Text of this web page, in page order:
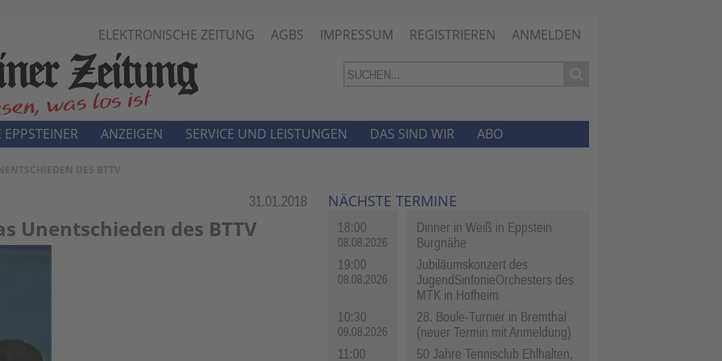
ELEKTRONISCHE ZEITUNG AGBS IMPRESSUM REGISTRIEREN ANMELDEN
DES BTTV
Rubrik:
31.01.2018
Unentschieden des BTTV
NÄCHSTE TERMINE
18:00
08.08.2026
Dinner in Weiß in Eppstein
Burgnähe
19:00
08.08.2026
Jubiläumskonzert des
JugendSinfonieOrchesters des
MTK in Hofheim
10:30
09.08.2026
28. Boule-Turnier in Bremthal
(neuer Termin mit Anmeldung)
11:00
50 Jahre Tennisclub Ehlhalten,
EPPSTEINER ANZEIGEN SERVICE UND LEISTUNGEN DAS SIND WIR ABO